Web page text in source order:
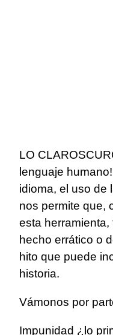
LO
lenguaje
idioma, el uso de
nos permite que,
esta
hecho errático o
hito que puede
historia.
Vámonos por
Impunidad ¿lo